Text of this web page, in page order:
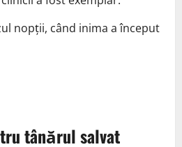
nopții, când inima a început
tânărul salvat